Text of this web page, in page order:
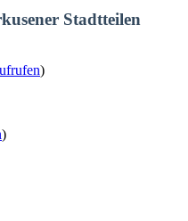
Stadtteilen
)
)